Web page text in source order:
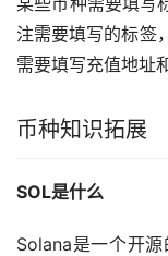
注需要填写的标签
需要填写充值地址
币种知识拓展
SOL是什么
Solana是一个开源